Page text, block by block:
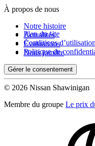
À propos de nous
Notre histoire
Actualités
Évaluations
Nous joindre
Plan du site
Conditions d’utilisation
Politique de
Gérer le consentement
© 2026 Nissan Shawinigan
Membre du groupe Le prix